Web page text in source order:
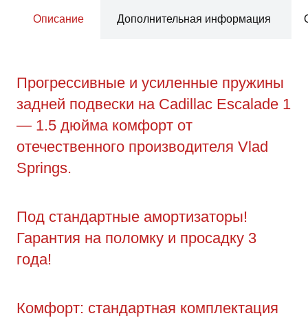
Описание Дополнительная информация
Прогрессивные и усиленные пружины
задней подвески на Cadillac Escalade 1
— 1.5 дюйма комфорт от
отечественного производителя Vlad
Springs.
Под стандартные амортизаторы!
Гарантия на поломку и просадку 3
года!
Комфорт: стандартная комплектация